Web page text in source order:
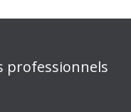
professionnels